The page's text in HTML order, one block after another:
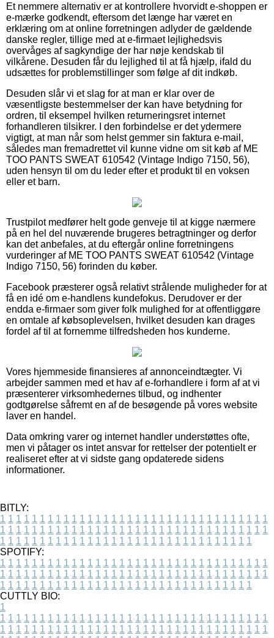
Et nemmere alternativ er at kontrollere hvorvidt e-shoppen er
e-mærke godkendt, eftersom det længe har været en
erklæring om at online forretningen adlyder de gældende
danske regler, tillige med at e-firmaet lejlighedsvis
overvåges af sagkyndige der har nøje kendskab til
vilkårene. Desuden får du lejlighed til at få hjælp, ifald du
udsættes for problemstillinger som følge af dit indkøb.
Desuden slår vi et slag for at man er klar over de
væsentligste bestemmelser der kan have betydning for
ordren, til eksempel hvilken returneringsret internet
forhandleren tilsikrer. I den forbindelse er det ydermere
vigtigt, at man når som helst gemmer sin faktura e-mail,
således man fremadrettet vil kunne vidne om sit køb af ME
TOO PANTS SWEAT 610542 (Vintage Indigo 7150, 56),
uden hensyn til om du leder efter et produkt til en voksen
eller et barn.
Trustpilot medfører helt gode genveje til at kigge nærmere
på en hel del nuværende brugeres betragtninger og derfor
kan det anbefales, at du eftergår online forretningens
vurderinger af ME TOO PANTS SWEAT 610542 (Vintage
Indigo 7150, 56) forinden du køber.
Facebook præsterer også relativt strålende muligheder for at
få en idé om e-handlens kundefokus. Derudover er der
endda e-firmaer som giver folk mulighed for at offentliggøre
en omtale af købsoplevelsen, hvilket desuden kan drages
fordel af til at fornemme tilfredsheden hos kunderne.
Vores hjemmeside finansieres af annonceindtægter. Vi
arbejder sammen med et hav af e-forhandlere i form af at vi
præsenterer virksomhedernes tilbud, og indhenter
godtgørelse såfremt en af de besøgende på vores website
laver en handel.
Data omkring varer og internet handler understøttes ofte,
men vi påtager os intet ansvar for rettelser der potentielt er
realiseret efter at vi sidste gang opdaterede sidens
informationer.
BITLY:
1 1 1 1 1 1 1 1 1 1 1 1 1 1 1 1 1 1 1 1 1 1 1 1 1 1 1 1 1 1 1 1 1 1
1 1 1 1 1 1 1 1 1 1 1 1 1 1 1 1 1 1 1 1 1 1 1 1 1 1 1 1 1 1 1 1 1 1
1 1 1 1 1 1 1 1 1 1 1 1 1 1 1 1 1 1 1 1 1 1 1 1 1 1 1 1 1 1 1 1
SPOTIFY:
1 1 1 1 1 1 1 1 1 1 1 1 1 1 1 1 1 1 1 1 1 1 1 1 1 1 1 1 1 1 1 1 1 1
1 1 1 1 1 1 1 1 1 1 1 1 1 1 1 1 1 1 1 1 1 1 1 1 1 1 1 1 1 1 1 1 1 1
1 1 1 1 1 1 1 1 1 1 1 1 1 1 1 1 1 1 1 1 1 1 1 1 1 1 1 1 1 1 1 1
CUTTLY BIO:
1
1 1 1 1 1 1 1 1 1 1 1 1 1 1 1 1 1 1 1 1 1 1 1 1 1 1 1 1 1 1 1 1 1 1
1 1 1 1 1 1 1 1 1 1 1 1 1 1 1 1 1 1 1 1 1 1 1 1 1 1 1 1 1 1 1 1 1 1